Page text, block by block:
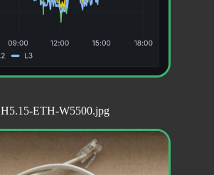
H5.15-ETH-W5500.jpg